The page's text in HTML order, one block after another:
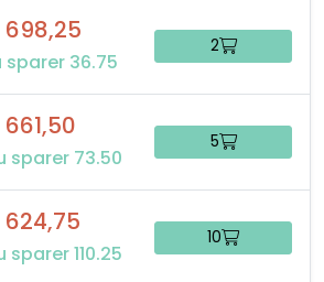
698,25
sparer 36.75
2
661,50
sparer 73.50
5
624,75
sparer 110.25
10